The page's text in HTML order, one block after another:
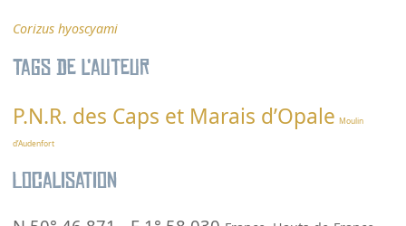
Corizus hyoscyami
Tags de l’auteur
P.N.R. des Caps et Marais d’Opale Moulin
d’Audenfort
Localisation